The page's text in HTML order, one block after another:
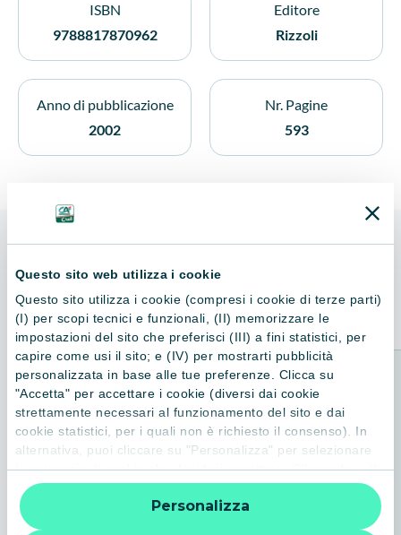
Questo sito web utilizza i cookie
Questo sito utilizza i cookie (compresi i cookie di terze parti)
(I) per scopi tecnici e funzionali, (II) memorizzare le
impostazioni del sito che preferisci (III) a fini statistici, per
capire come usi il sito; e (IV) per mostrarti pubblicità
personalizzata in base alle tue preferenze. Clicca su
"Accetta" per accettare i cookie (diversi dai cookie
strettamente necessari al funzionamento del sito e dai
cookie statistici, per i quali non è richiesto il consenso). In
alternativa, puoi cliccare su "Personalizza" per selezionare
le categorie di cookie che desideri accettare. Cliccando sulla
“X” le impostazioni predefinite vengono lasciate invariate e
quindi la navigazione può continuare senza cookie o altri
strumenti di tracciamento diversi da quelli tecnici. Per
Personalizza
ISBN
9788817870962
Editore
Rizzoli
Anno di pubblicazione
2002
Nr. Pagine
593
Consigliati per te